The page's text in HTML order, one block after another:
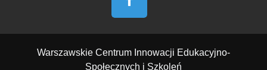
Warszawskie Centrum Innowacji Edukacyjno-
Społecznych i Szkoleń